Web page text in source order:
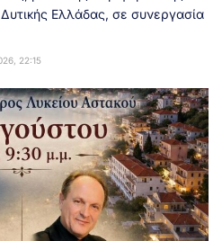
Ελλάδας, σε συνεργασία
22:15